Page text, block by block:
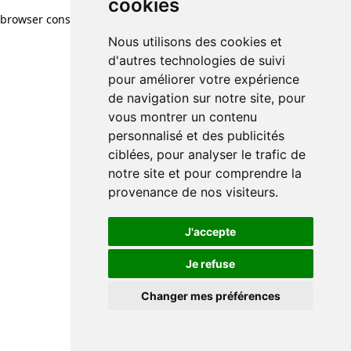
cookies
Nous utilisons des cookies et
d'autres technologies de suivi
pour améliorer votre expérience
de navigation sur notre site, pour
vous montrer un contenu
personnalisé et des publicités
ciblées, pour analyser le trafic de
notre site et pour comprendre la
provenance de nos visiteurs.
J'accepte
Je refuse
Changer mes préférences
cookies
Nous utilisons des cookies et
d'autres technologies de suivi
pour améliorer votre expérience
de navigation sur notre site, pour
vous montrer un contenu
personnalisé et des publicités
ciblées, pour analyser le trafic de
notre site et pour comprendre la
provenance de nos visiteurs.
J'accepte
Je refuse
Changer mes préférences
browser console for more information)